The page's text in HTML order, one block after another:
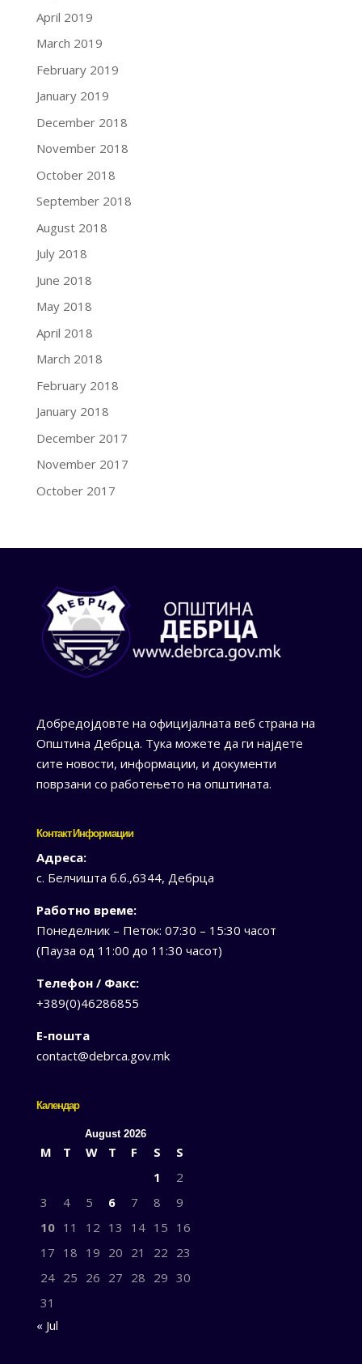
April 2019
March 2019
February 2019
January 2019
December 2018
November 2018
October 2018
September 2018
August 2018
July 2018
June 2018
May 2018
April 2018
March 2018
February 2018
January 2018
December 2017
November 2017
October 2017
Добредојдовте на официјалната веб страна на
Општина Дебрца. Тука можете да ги најдете
сите новости, информации, и документи
поврзани со работењето на општината.
Контакт Информации
Адреса:
с. Белчишта б.б.,6344, Дебрца
Работно време:
Понеделник – Петок: 07:30 – 15:30 часот
(Пауза од 11:00 до 11:30 часот)
Телефон / Факс:
+389(0)46286855
Е-пошта
contact@debrca.gov.mk
Календар
August 2026
M T W T F S
S
1
2
3
4 5 6 7 8
9
10 11 12 13 14 15 16
17 18 19 20 21 22 23
24 25 26 27 28 29 30
31
« Jul